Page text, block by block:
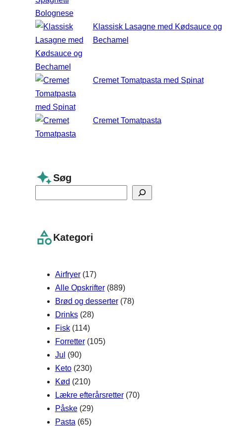
Klassisk Lasagne med Kødsauce og
Bechamel
Cremet Tomatpasta med Spinat
Cremet Tomatpasta
Søg
c
Kategori
Airfryer(17)
Alle Opskrifter(889)
Brød og desserter(78)
Drinks(28)
Fisk(114)
Forretter(105)
Jul (90)
Keto(230)
Kød (210)
Lækre efterårsretter(70)
Påske(29)
Pasta (65)